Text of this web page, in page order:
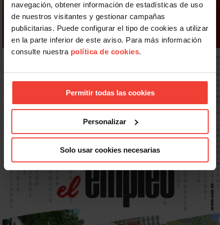
navegación, obtener información de estadísticas de uso
de nuestros visitantes y gestionar campañas
publicitarias. Puede configurar el tipo de cookies a utilizar
en la parte inferior de este aviso. Para más información
consulte nuestra política de cookies.
Permitir todas las cookies
Personalizar
Solo usar cookies necesarias